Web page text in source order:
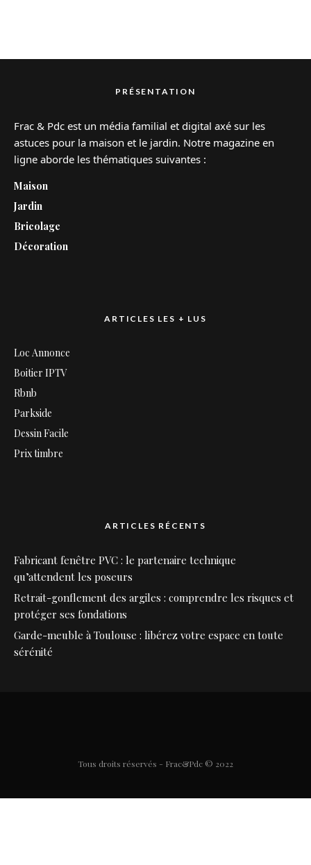
PRÉSENTATION
Frac & Pdc est un média familial et digital axé sur les
astuces pour la maison et le jardin. Notre magazine en
ligne aborde les thématiques suivantes :
Maison
Jardin
Bricolage
Décoration
ARTICLES LES + LUS
Loc Annonce
Boitier IPTV
Rbnb
Parkside
Dessin Facile
Prix timbre
ARTICLES RÉCENTS
Fabricant fenêtre PVC : le partenaire technique
qu’attendent les poseurs
Retrait-gonflement des argiles : comprendre les risques et
protéger ses fondations
Garde-meuble à Toulouse : libérez votre espace en toute
sérénité
Tous droits réservés - Frac&Pdc © 2022